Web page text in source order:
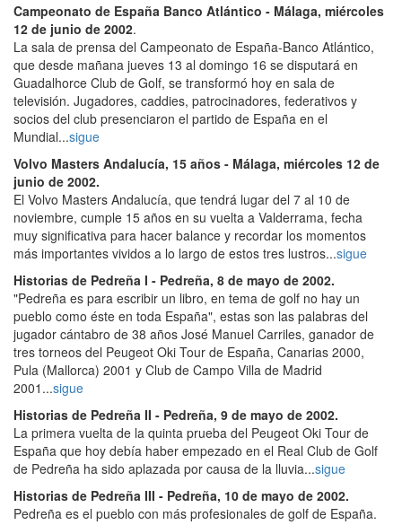
Campeonato de España Banco Atlántico - Málaga, miércoles
12 de junio de 2002.
La sala de prensa del Campeonato de España-Banco Atlántico,
que desde mañana jueves 13 al domingo 16 se disputará en
Guadalhorce Club de Golf, se transformó hoy en sala de
televisión. Jugadores, caddies, patrocinadores, federativos y
socios del club presenciaron el partido de España en el
Mundial...sigue
Volvo Masters Andalucía, 15 años - Málaga, miércoles 12 de
junio de 2002.
El Volvo Masters Andalucía, que tendrá lugar del 7 al 10 de
noviembre, cumple 15 años en su vuelta a Valderrama, fecha
muy significativa para hacer balance y recordar los momentos
más importantes vividos a lo largo de estos tres lustros...sigue
Historias de Pedreña I - Pedreña, 8 de mayo de 2002.
"Pedreña es para escribir un libro, en tema de golf no hay un
pueblo como éste en toda España", estas son las palabras del
jugador cántabro de 38 años José Manuel Carriles, ganador de
tres torneos del Peugeot Oki Tour de España, Canarias 2000,
Pula (Mallorca) 2001 y Club de Campo Villa de Madrid
2001...sigue
Historias de Pedreña II - Pedreña, 9 de mayo de 2002.
La primera vuelta de la quinta prueba del Peugeot Oki Tour de
España que hoy debía haber empezado en el Real Club de Golf
de Pedreña ha sido aplazada por causa de la lluvia...sigue
Historias de Pedreña III - Pedreña, 10 de mayo de 2002.
Pedreña es el pueblo con más profesionales de golf de España.